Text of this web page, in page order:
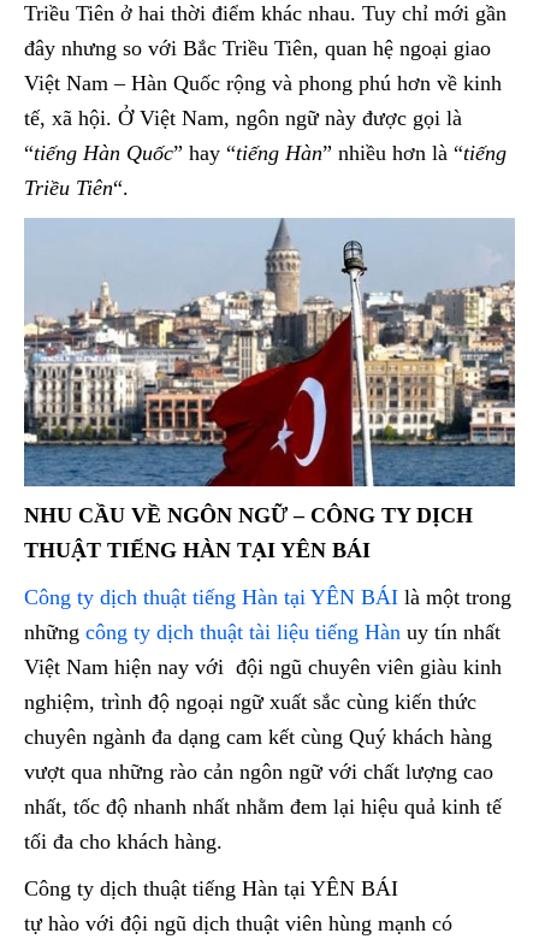
Triều Tiên ở hai thời điểm khác nhau. Tuy chỉ mới gần
đây nhưng so với Bắc Triều Tiên, quan hệ ngoại giao
Việt Nam – Hàn Quốc rộng và phong phú hơn về kinh
tế, xã hội. Ở Việt Nam, ngôn ngữ này được gọi là
“tiếng Hàn Quốc” hay “tiếng Hàn” nhiều hơn là “tiếng
Triều Tiên“.
NHU CẦU VỀ NGÔN NGỮ – CÔNG TY DỊCH
THUẬT TIẾNG HÀN TẠI YÊN BÁI
Công ty dịch thuật tiếng Hàn tại YÊN BÁI là một trong
những công ty dịch thuật tài liệu tiếng Hàn uy tín nhất
Việt Nam hiện nay với đội ngũ chuyên viên giàu kinh
nghiệm, trình độ ngoại ngữ xuất sắc cùng kiến thức
chuyên ngành đa dạng cam kết cùng Quý khách hàng
vượt qua những rào cản ngôn ngữ với chất lượng cao
nhất, tốc độ nhanh nhất nhằm đem lại hiệu quả kinh tế
tối đa cho khách hàng.
Công ty dịch thuật tiếng Hàn tại YÊN BÁI
tự hào với đội ngũ dịch thuật viên hùng mạnh có